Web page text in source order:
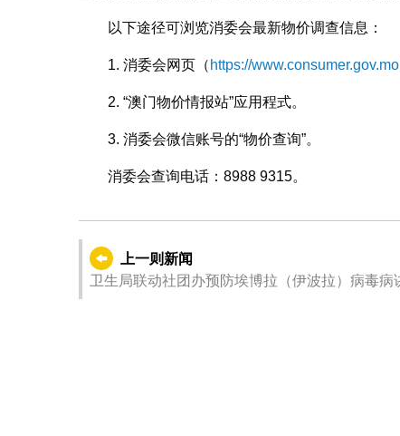
以下途径可浏览消委会最新物价调查信息：
1. 消委会网页（ https://www.consumer.gov.mo
2. “澳门物价情报站”应用程式。
3. 消委会微信账号的“物价查询”。
消委会查询电话：8988 9315。
上一则新闻